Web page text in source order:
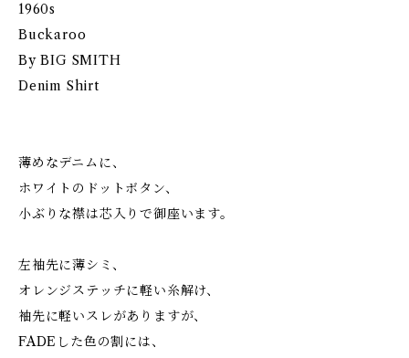
1960s
Buckaroo
By BIG SMITH
Denim Shirt
薄めなデニムに、
ホワイトのドットボタン、
小ぶりな襟は芯入りで御座います。
左袖先に薄シミ、
オレンジステッチに軽い糸解け、
袖先に軽いスレがありますが、
FADEした色の割には、